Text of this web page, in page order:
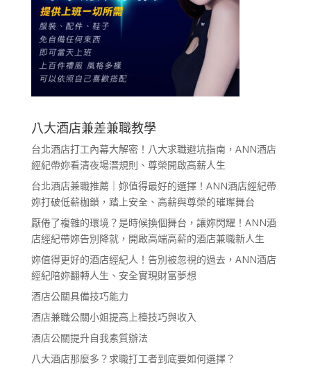
八大酒店兼差兼職教學
台北酒店打工內幕大解密！八大求職避坑指南，ANN酒店
經紀帶妳看清夜場潛規則、尊榮開啟高薪人生
台北酒店兼職推薦｜妳值得最好的選擇！ANN酒店經紀帶
妳打破低薪枷鎖，踏上安全、高薪與尊榮的璀璨舞台
厭倦了複雜的環境？是時候換個舞台，讓妳閃耀！ANN酒
店經紀帶妳告別降就，開啟高端高薪的酒店兼職新人生
妳值得更好的酒店經紀人！告別被忽視的過去，ANN酒店
經紀陪妳翻轉人生、安全實現財富夢想
酒店公關具備技巧能力
酒店兼職公關小姐提高上檯技巧與收入
酒店公關提升自我素質辦法
八大酒店那麼多？求職打工者到底要如何選擇？